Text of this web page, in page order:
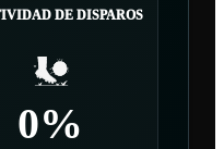
DE DISPAROS
0%